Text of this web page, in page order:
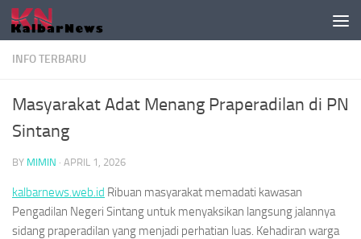
Skip to content
INFO TERBARU
Masyarakat Adat Menang Praperadilan di PN
Sintang
BY MIMIN · APRIL 1, 2026
kalbarnews.web.id Ribuan masyarakat memadati kawasan
Pengadilan Negeri Sintang untuk menyaksikan langsung jalannya
sidang praperadilan yang menjadi perhatian luas. Kehadiran warga